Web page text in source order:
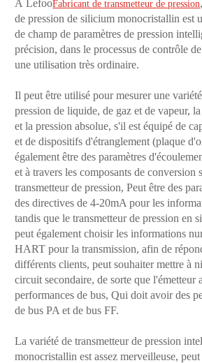
À LefooFabricant de transmetteur de pression
de pression de silicium monocristallin est
de champ de paramètres de pression
précision, dans le processus de contrôle
une utilisation très ordinaire.
Il peut être utilisé pour mesurer une
pression de liquide, de gaz et de vapeur,
et la pression absolue, s'il est équipé de
et de dispositifs d'étranglement (plaque
également être des paramètres
et à travers les composants de conversion
transmetteur de pression, Peut être des
des directives de 4-20mA pour les
tandis que le transmetteur de pression en
peut également choisir les informations
HART pour la transmission, afin de
différents clients, peut souhaiter mettre à
circuit secondaire, de sorte que l'émetteur
performances de bus, Qui doit avoir des
de bus PA et de bus FF.
La variété de transmetteur de pression
monocristallin est assez merveilleuse,